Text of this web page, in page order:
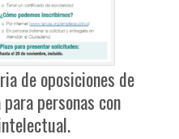
de oposiciones de
personas con